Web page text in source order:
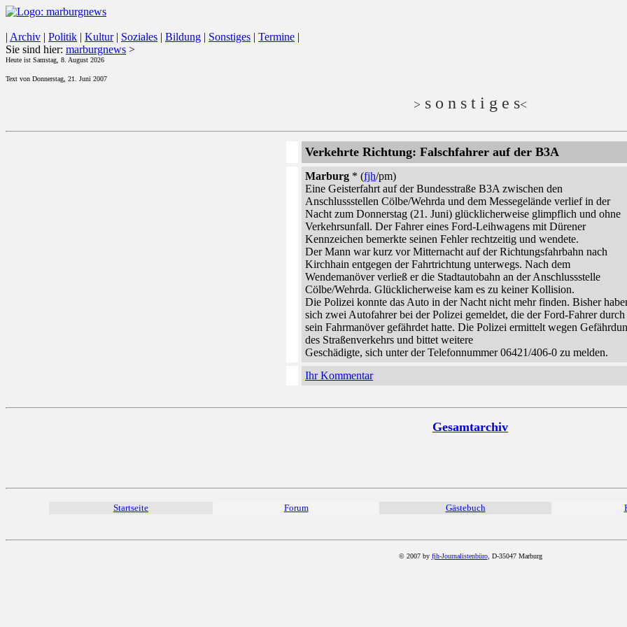
| Archiv | Politik | Kultur| Soziales | Bildung | Sonstiges | Termine |
Sie sind hier: marburgnews >
Heute ist Samstag, 8. August 2026
Text von Donnerstag, 21. Juni 2007
> s o n s t i g e s<
Verkehrte Richtung: Falschfahrer auf der B3A
Marburg * (fjh/pm)
Eine Geisterfahrt auf der Bundesstraße B3A zwischen den
Anschlussstellen Cölbe/Wehrda und dem Messegelände verlief in der
Nacht zum Donnerstag (21. Juni) glücklicherweise glimpflich und ohne
Verkehrsunfall. Der Fahrer eines Ford-Leihwagens mit Dürener
Kennzeichen bemerkte seinen Fehler rechtzeitig und wendete.
Der Mann war kurz vor Mitternacht auf der Richtungsfahrbahn nach
Kirchhain entgegen der Fahrtrichtung unterwegs. Nach dem
Wendemanöver verließ er die Stadtautobahn an der Anschlussstelle
Cölbe/Wehrda. Glücklicherweise kam es zu keiner Kollision.
Die Polizei konnte das Auto in der Nacht nicht mehr finden. Bisher
sich zwei Autofahrer bei der Polizei gemeldet, die der Ford-Fahrer durch
sein Fahrmanöver gefährdet hatte. Die Polizei ermittelt wegen
des Straßenverkehrs und bittet weitere
Geschädigte, sich unter der Telefonnummer 06421/406-0 zu melden.
Ihr Kommentar
Gesamtarchiv
Startseite Forum Gästebuch
© 2007 by fjh-Journalistenbüro, D-35047 Marburg